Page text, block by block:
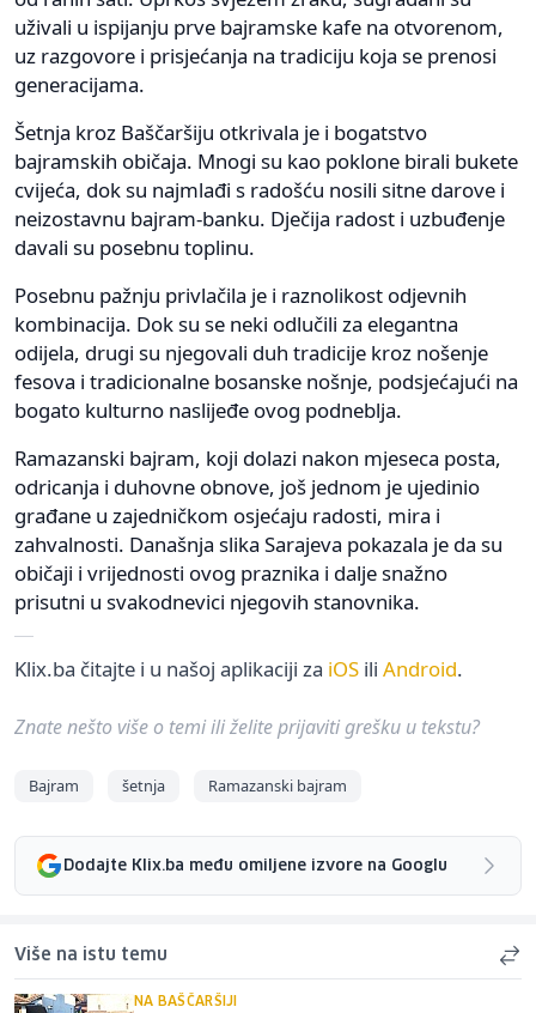
uživali u ispijanju prve bajramske kafe na otvorenom,
uz razgovore i prisjećanja na tradiciju koja se prenosi
generacijama.
Šetnja kroz Baščaršiju otkrivala je i bogatstvo
bajramskih običaja. Mnogi su kao poklone birali bukete
cvijeća, dok su najmlađi s radošću nosili sitne darove i
neizostavnu bajram-banku. Dječija radost i uzbuđenje
davali su posebnu toplinu.
Posebnu pažnju privlačila je i raznolikost odjevnih
kombinacija. Dok su se neki odlučili za elegantna
odijela, drugi su njegovali duh tradicije kroz nošenje
fesova i tradicionalne bosanske nošnje, podsjećajući na
bogato kulturno naslijeđe ovog podneblja.
Ramazanski bajram, koji dolazi nakon mjeseca posta,
odricanja i duhovne obnove, još jednom je ujedinio
građane u zajedničkom osjećaju radosti, mira i
zahvalnosti. Današnja slika Sarajeva pokazala je da su
običaji i vrijednosti ovog praznika i dalje snažno
prisutni u svakodnevici njegovih stanovnika.
Klix.ba čitajte i u našoj aplikaciji za iOS ili Android.
Znate nešto više o temi ili želite prijaviti grešku u tekstu?
Bajram šetnja Ramazanski bajram
Dodajte Klix.ba među omiljene izvore na Googlu
Više na istu temu
NA BAŠČARŠIJI